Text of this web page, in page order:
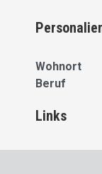
Wohnort
Beruf
Links